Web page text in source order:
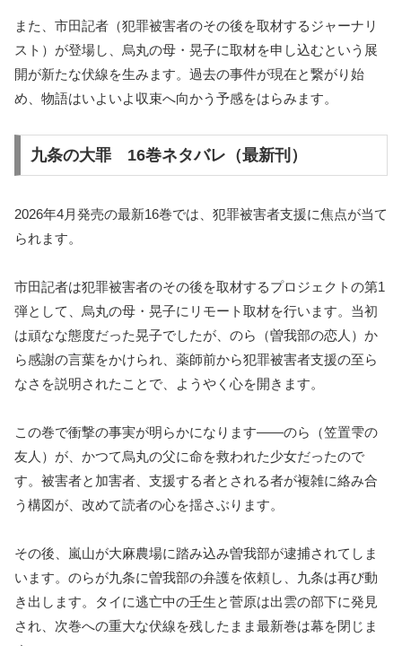
また、市田記者（犯罪被害者のその後を取材するジャーナリ
スト）が登場し、烏丸の母・晃子に取材を申し込むという展
開が新たな伏線を生みます。過去の事件が現在と繋がり始
め、物語はいよいよ収束へ向かう予感をはらみます。
九条の大罪 16巻ネタバレ（最新刊）
2026年4月発売の最新16巻では、犯罪被害者支援に焦点が当て
られます。
市田記者は犯罪被害者のその後を取材するプロジェクトの第1
弾として、烏丸の母・晃子にリモート取材を行います。当初
は頑なな態度だった晃子でしたが、のら（曽我部の恋人）か
ら感謝の言葉をかけられ、薬師前から犯罪被害者支援の至ら
なさを説明されたことで、ようやく心を開きます。
この巻で衝撃の事実が明らかになります——のら（笠置雫の
友人）が、かつて烏丸の父に命を救われた少女だったので
す。被害者と加害者、支援する者とされる者が複雑に絡み合
う構図が、改めて読者の心を揺さぶります。
その後、嵐山が大麻農場に踏み込み曽我部が逮捕されてしま
います。のらが九条に曽我部の弁護を依頼し、九条は再び動
き出します。タイに逃亡中の壬生と菅原は出雲の部下に発見
され、次巻への重大な伏線を残したまま最新巻は幕を閉じま